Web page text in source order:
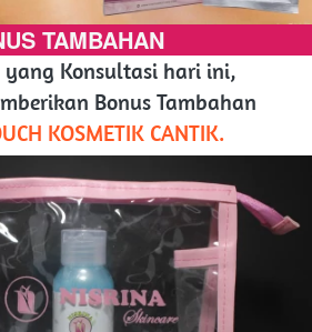
TAMBAHAN
Konsultasi hari ini,
Bonus Tambahan
KOSMETIK CANTIK.